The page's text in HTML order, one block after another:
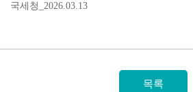
국세청_2026.03.13